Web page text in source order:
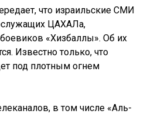
что израильские СМИ
ЦАХАЛа,
«Хизбаллы». Об их
Известно только, что
под плотным огнем
в том числе «Аль-